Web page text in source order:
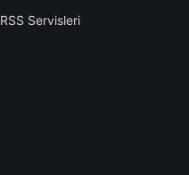
RSS Servisleri